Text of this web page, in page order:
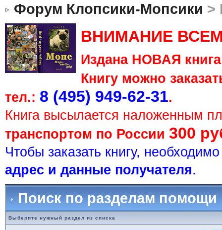
Форум Клопсики-Мопсики >
ВНИМАНИЕ
Издана НОВАЯ
Книгу можно
тел.: 8 (495) 949-62-31.
Книга высылается наложенным
транспортом по России 300
Чтобы заказать книгу,
адрес и данные получателя.
Поиск по разделам помощи
Выберите нужный раздел из списка